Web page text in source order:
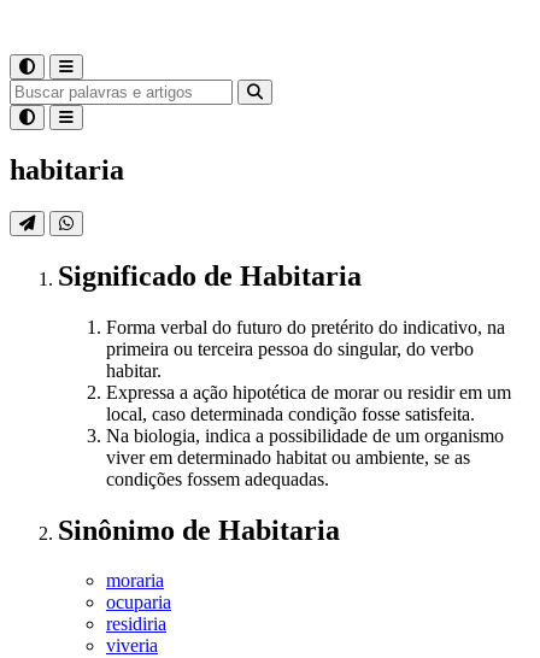
habitaria
Significado de Habitaria
Forma verbal do futuro do pretérito do indicativo, na
primeira ou terceira pessoa do singular, do verbo
habitar.
Expressa a ação hipotética de morar ou residir em um
local, caso determinada condição fosse satisfeita.
Na biologia, indica a possibilidade de um organismo
viver em determinado habitat ou ambiente, se as
condições fossem adequadas.
Sinônimo de Habitaria
moraria
ocuparia
residiria
viveria